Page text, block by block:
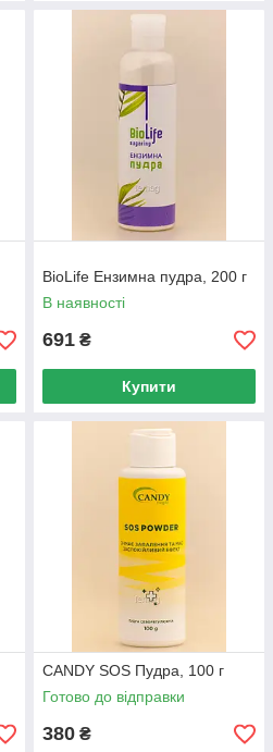
BioLife Ензимна пудра, 200 г
В наявності
691 ₴
Купити
CANDY SOS Пудра, 100 г
Готово до відправки
380 ₴